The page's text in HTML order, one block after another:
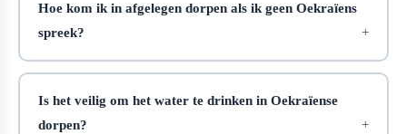
Hoe kom ik in afgelegen dorpen als ik geen Oekraïens
spreek?
Is het veilig om het water te drinken in Oekraïense
dorpen?